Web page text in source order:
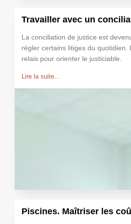
Travailler avec un
La conciliation de justice est
régler certains litiges du quotidien.
relais pour orienter le justiciable.
Lire la suite...
Piscines. Maîtriser les